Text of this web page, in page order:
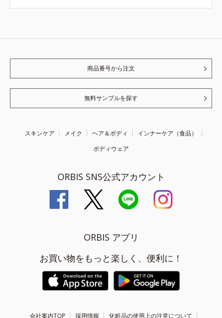
商品番号から注文
無料サンプルを探す
スキンケア メイク ヘア＆ボディ
インナーケア（食品）
ボディウェア
ORBIS SNS公式アカウント
ORBIS アプリ
お買い物をもっと楽しく、便利に！
会社案内TOP 採用情報 化粧品の使用上の注意について